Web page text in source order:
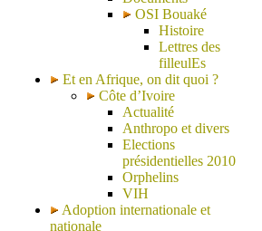
OSI Bouaké
Histoire
Lettres des
filleulEs
Et en Afrique, on dit quoi ?
Côte d’Ivoire
Actualité
Anthropo et divers
Elections
présidentielles 2010
Orphelins
VIH
Adoption internationale et
nationale